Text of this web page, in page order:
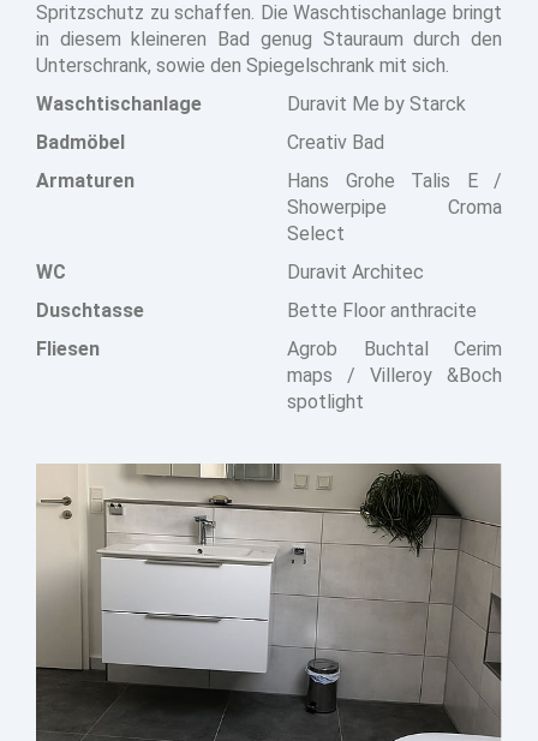
Spritzschutz zu schaffen. Die Waschtischanlage bringt
in diesem kleineren Bad genug Stauraum durch den
Unterschrank, sowie den Spiegelschrank mit sich.
Waschtischanlage
Duravit Me by Starck
Badmöbel
Creativ Bad
Armaturen
Hans Grohe Talis E /
Showerpipe Croma
Select
WC
Duravit Architec
Duschtasse
Bette Floor anthracite
Fliesen
Agrob Buchtal Cerim
maps / Villeroy &Boch
spotlight